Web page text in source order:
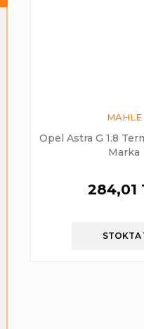
MAHLE
Opel Astra G 1.8
Marka
284,01
STOKTA